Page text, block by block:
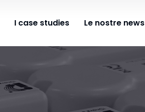
I case studies Le nostre news